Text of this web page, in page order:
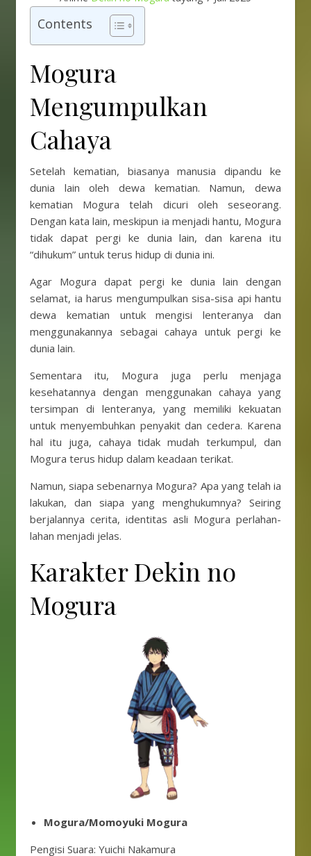
Contents
Mogura
Mengumpulkan
Cahaya
Setelah kematian, biasanya manusia dipandu ke
dunia lain oleh dewa kematian. Namun, dewa
kematian Mogura telah dicuri oleh seseorang.
Dengan kata lain, meskipun ia menjadi hantu, Mogura
tidak dapat pergi ke dunia lain, dan karena itu
“dihukum” untuk terus hidup di dunia ini.
Agar Mogura dapat pergi ke dunia lain dengan
selamat, ia harus mengumpulkan sisa-sisa api hantu
dewa kematian untuk mengisi lenteranya dan
menggunakannya sebagai cahaya untuk pergi ke
dunia lain.
Sementara itu, Mogura juga perlu menjaga
kesehatannya dengan menggunakan cahaya yang
tersimpan di lenteranya, yang memiliki kekuatan
untuk menyembuhkan penyakit dan cedera. Karena
hal itu juga, cahaya tidak mudah terkumpul, dan
Mogura terus hidup dalam keadaan terikat.
Namun, siapa sebenarnya Mogura? Apa yang telah ia
lakukan, dan siapa yang menghukumnya? Seiring
berjalannya cerita, identitas asli Mogura perlahan-
lahan menjadi jelas.
Karakter Dekin no
Mogura
Mogura/Momoyuki Mogura
Pengisi Suara: Yuichi Nakamura